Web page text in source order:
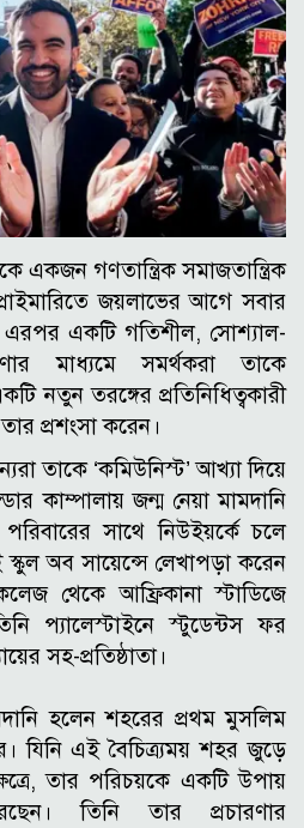
একজন গণতান্ত্রিক সমাজতান্ত্রিক
জয়লাভের আগে সবার
এরপর একটি গতিশীল, সোশ্যাল-
মাধ্যমে সমর্থকরা তাকে
নতুন তরঙ্গের প্রতিনিধিত্বকারী
প্রশংসা করেন।
তাকে ‘কমিউনিস্ট’ আখ্যা দিয়ে
কাম্পালায় জন্ম নেয়া মামদানি
সাথে নিউইয়র্কে চলে
স্কুল অব সায়েন্সে লেখাপড়া করেন
থেকে আফ্রিকানা স্টাডিজে
প্যালেস্টাইনে স্টুডেন্টস ফর
সহ-প্রতিষ্ঠাতা।
হলেন শহরের প্রথম মুসলিম
যিনি এই বৈচিত্র্যময় শহর জুড়ে
তার পরিচয়কে একটি উপায়
তিনি তার প্রচারণার